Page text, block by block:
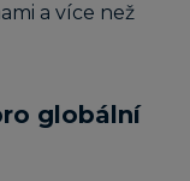
a více než
globální